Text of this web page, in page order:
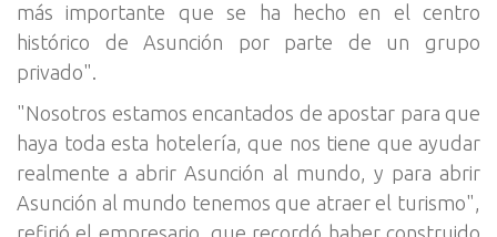
más importante que se ha hecho en el centro
histórico de Asunción por parte de un grupo
privado".
"Nosotros estamos encantados de apostar para que
haya toda esta hotelería, que nos tiene que ayudar
realmente a abrir Asunción al mundo, y para abrir
Asunción al mundo tenemos que atraer el turismo",
refirió el empresario, que recordó haber construido